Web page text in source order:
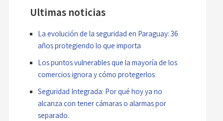
Ultimas noticias
La evolución de la seguridad en Paraguay: 36
años protegiendo lo que importa
Los puntos vulnerables que la mayoría de los
comercios ignora y cómo protegerlos
Seguridad Integrada: Por qué hoy ya no
alcanza con tener cámaras o alarmas por
separado.